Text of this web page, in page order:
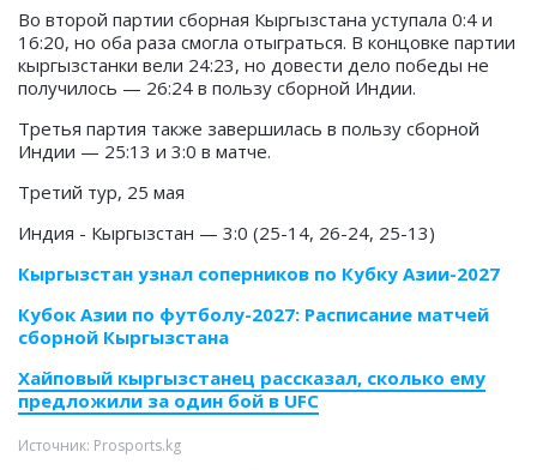
Во второй партии сборная Кыргызстана уступала 0:4 и
16:20, но оба раза смогла отыграться. В концовке партии
кыргызстанки вели 24:23, но довести дело победы не
получилось — 26:24 в пользу сборной Индии.
Третья партия также завершилась в пользу сборной
Индии — 25:13 и 3:0 в матче.
Третий тур, 25 мая
Индия - Кыргызстан — 3:0 (25-14, 26-24, 25-13)
Кыргызстан узнал соперников по Кубку Азии-2027
Кубок Азии по футболу-2027: Расписание матчей
сборной Кыргызстана
Хайповый кыргызстанец рассказал, сколько ему
предложили за один бой в UFC
Источник: Prosports.kg